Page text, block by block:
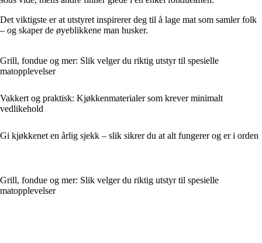
Det viktigste er at utstyret inspirerer deg til å lage mat som samler folk
– og skaper de øyeblikkene man husker.
Grill, fondue og mer: Slik velger du riktig utstyr til spesielle
matopplevelser
Vakkert og praktisk: Kjøkkenmaterialer som krever minimalt
vedlikehold
Gi kjøkkenet en årlig sjekk – slik sikrer du at alt fungerer og er i orden
Grill, fondue og mer: Slik velger du riktig utstyr til spesielle
matopplevelser